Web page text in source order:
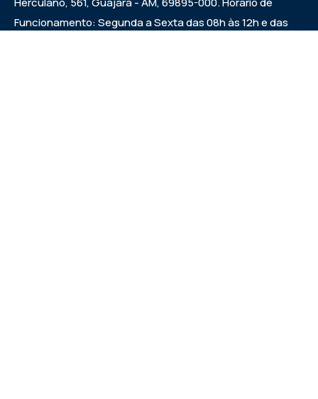
Funcionamento: Segunda a Sexta das 08h às 12h e das